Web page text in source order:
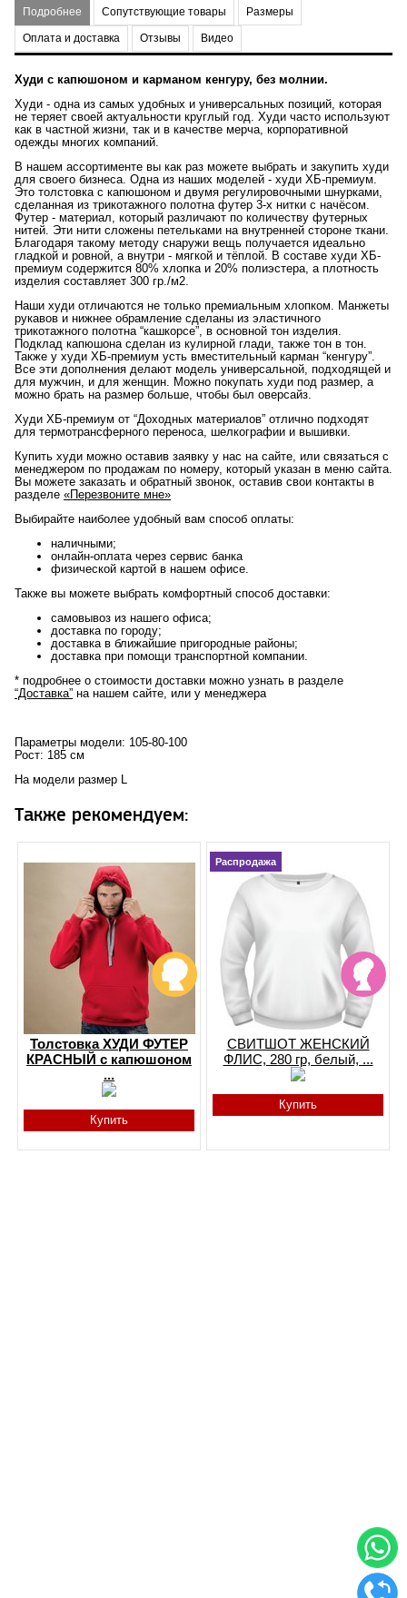
Подробнее Сопутствующие товары Размеры
Оплата и доставка Отзывы Видео
Худи с капюшоном и карманом кенгуру, без молнии.
Худи - одна из самых удобных и универсальных позиций, которая
не теряет своей актуальности круглый год. Худи часто используют
как в частной жизни, так и в качестве мерча, корпоративной
одежды многих компаний.
В нашем ассортименте вы как раз можете выбрать и закупить худи
для своего бизнеса. Одна из наших моделей - худи ХБ-премиум.
Это толстовка с капюшоном и двумя регулировочными шнурками,
сделанная из трикотажного полотна футер 3-х нитки с начёсом.
Футер - материал, который различают по количеству футерных
нитей. Эти нити сложены петельками на внутренней стороне ткани.
Благодаря такому методу снаружи вещь получается идеально
гладкой и ровной, а внутри - мягкой и тёплой. В составе худи ХБ-
премиум содержится 80% хлопка и 20% полиэстера, а плотность
изделия составляет 300 гр./м2.
Наши худи отличаются не только премиальным хлопком. Манжеты
рукавов и нижнее обрамление сделаны из эластичного
трикотажного полотна “кашкорсе”, в основной тон изделия.
Подклад капюшона сделан из кулирной глади, также тон в тон.
Также у худи ХБ-премиум усть вместительный карман “кенгуру”.
Все эти дополнения делают модель универсальной, подходящей и
для мужчин, и для женщин. Можно покупать худи под размер, а
можно брать на размер больше, чтобы был оверсайз.
Худи ХБ-премиум от “Доходных материалов” отлично подходят
для термотрансферного переноса, шелкографии и вышивки.
Купить худи можно оставив заявку у нас на сайте, или связаться с
менеджером по продажам по номеру, который указан в меню сайта.
Вы можете заказать и обратный звонок, оставив свои контакты в
разделе «Перезвоните мне»
Выбирайте наиболее удобный вам способ оплаты:
наличными;
онлайн-оплата через сервис банка
физической картой в нашем офисе.
Также вы можете выбрать комфортный способ доставки:
самовывоз из нашего офиса;
доставка по городу;
доставка в ближайшие пригородные районы;
доставка при помощи транспортной компании.
* подробнее о стоимости доставки можно узнать в разделе
“Доставка” на нашем сайте, или у менеджера
Параметры модели: 105-80-100
Рост: 185 см
На модели размер L
Также рекомендуем:
Толстовка ХУДИ ФУТЕР
КРАСНЫЙ с капюшоном
...
Купить
Распродажа
СВИТШОТ ЖЕНСКИЙ
ФЛИС, 280 гр, белый, ...
Купить